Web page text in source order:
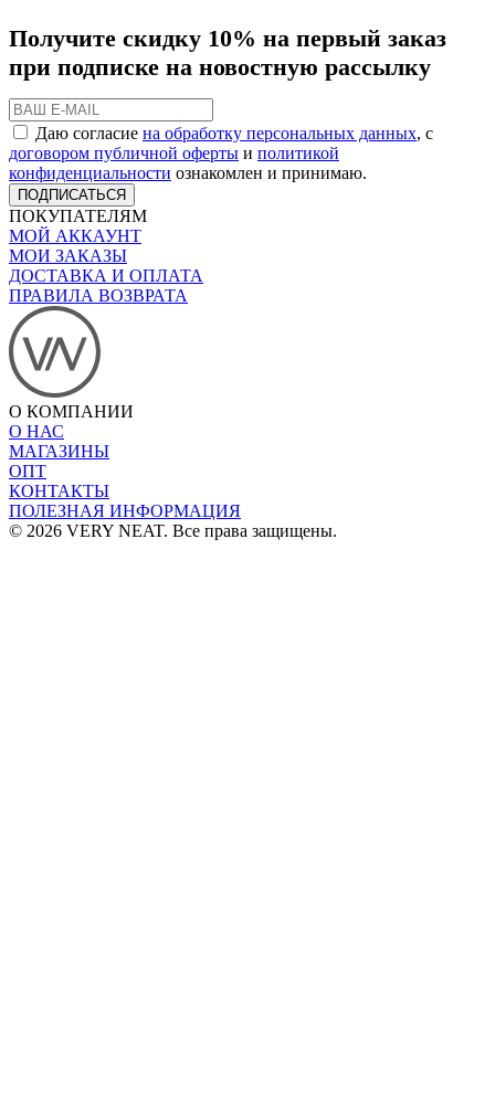
Получите скидку 10% на первый заказ
при подписке на новостную рассылку
Даю согласие на обработку персональных данных, с
договором публичной оферты и политикой
конфиденциальности ознакомлен и принимаю.
ПОДПИСАТЬСЯ
ПОКУПАТЕЛЯМ
МОЙ АККАУНТ
МОИ ЗАКАЗЫ
ДОСТАВКА И ОПЛАТА
ПРАВИЛА ВОЗВРАТА
О КОМПАНИИ
О НАС
МАГАЗИНЫ
ОПТ
КОНТАКТЫ
ПОЛЕЗНАЯ ИНФОРМАЦИЯ
© 2026 VERY NEAT. Все права защищены.